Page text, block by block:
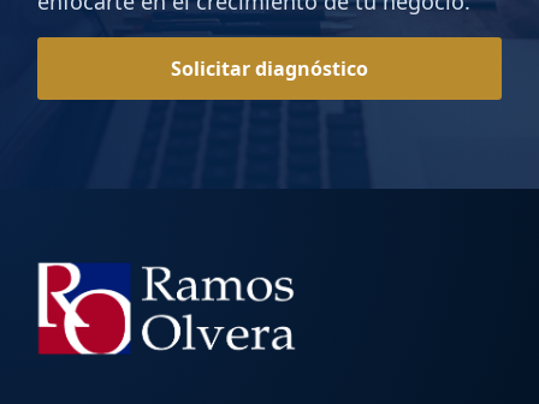
Solicitar diagnóstico